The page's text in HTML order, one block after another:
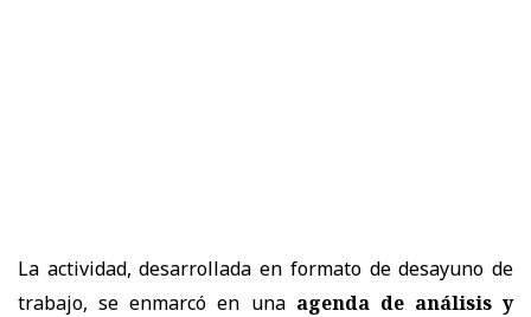
La actividad, desarrollada en formato de desayuno de
trabajo, se enmarcó en unaagenda de análisis y